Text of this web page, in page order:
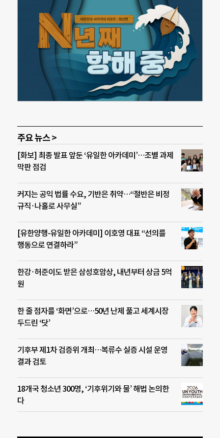
주요 뉴스 >
[화보] 최종 발표 앞둔 ‘유일한 아카데미’…조별 과제
막판 점검
커지는 공익 법률 수요, 기반은 취약…“절반은 비정
규직·나홀로 사무실”
[유한양행-유일한 아카데미] 이호영 대표 “선의를
행동으로 연결하라”
한강·허준이도 받은 삼성호암상, 내년부터 상금 5억
원
한 줄 점자를 ‘화면’으로…50년 난제 풀고 세계시장
두드린 ‘닷’
기후부 제1차 검증위 개최…복류수 실증 시설 운영
결과 검토
18개국 청소년 300명, ‘기후위기와 물’ 해법 논의한
다